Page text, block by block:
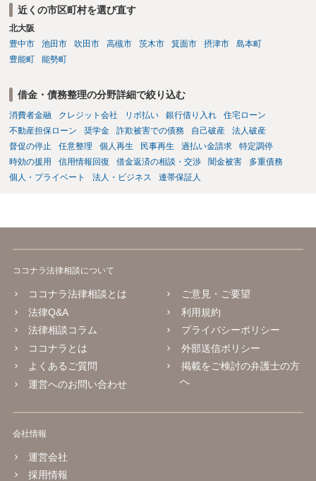
近くの市区町村を選び直す
北大阪
豊中市
池田市 吹田市 高槻市 茨木市 箕面市 摂津市
島本町
豊能町
能勢町
借金・債務整理の分野詳細で絞り込む
消費者金融 クレジット会社 リボ払い 銀行借り入れ
住宅ローン
不動産担保ローン
奨学金 詐欺被害での債務 自己破産
法人破産
督促の停止
任意整理 個人再生 民事再生 過払い金請求
特定調停
時効の援用
信用情報回復 借金返済の相談・交渉 闇金被害
多重債務
個人・プライベート
法人・ビジネス 連帯保証人
ココナラ法律相談について
ココナラ法律相談とは
法律Q&A
法律相談コラム
ココナラとは
よくあるご質問
運営へのお問い合わせ
ご意見・ご要望
利用規約
プライバシーポリシー
外部送信ポリシー
掲載をご検討の弁護士の方
へ
会社情報
運営会社
採用情報